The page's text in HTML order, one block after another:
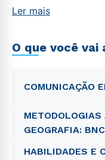
Ler mais
O que você vai
COMUNICAÇÃO
GEOGRAFIA:
HABILIDADES E